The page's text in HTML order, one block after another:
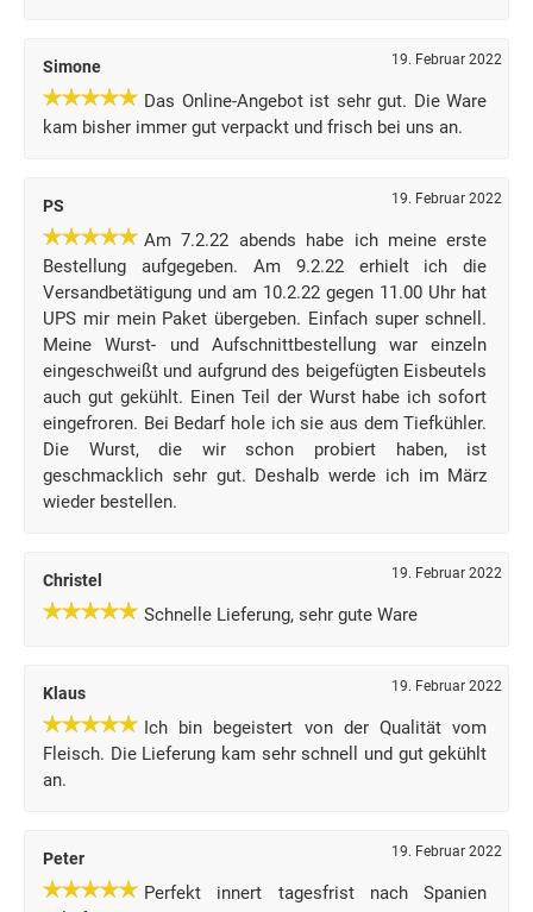
Simone 19. Februar 2022
Das Online-Angebot ist sehr gut. Die Ware
kam bisher immer gut verpackt und frisch bei uns an.
PS 19. Februar 2022
Am 7.2.22 abends habe ich meine erste
Bestellung aufgegeben. Am 9.2.22 erhielt ich die
Versandbetätigung und am 10.2.22 gegen 11.00 Uhr hat
UPS mir mein Paket übergeben. Einfach super schnell.
Meine Wurst- und Aufschnittbestellung war einzeln
eingeschweißt und aufgrund des beigefügten Eisbeutels
auch gut gekühlt. Einen Teil der Wurst habe ich sofort
eingefroren. Bei Bedarf hole ich sie aus dem Tiefkühler.
Die Wurst, die wir schon probiert haben, ist
geschmacklich sehr gut. Deshalb werde ich im März
wieder bestellen.
Christel 19. Februar 2022
Schnelle Lieferung, sehr gute Ware
Klaus 19. Februar 2022
Ich bin begeistert von der Qualität vom
Fleisch. Die Lieferung kam sehr schnell und gut gekühlt
an.
Peter 19. Februar 2022
Perfekt innert tagesfrist nach Spanien